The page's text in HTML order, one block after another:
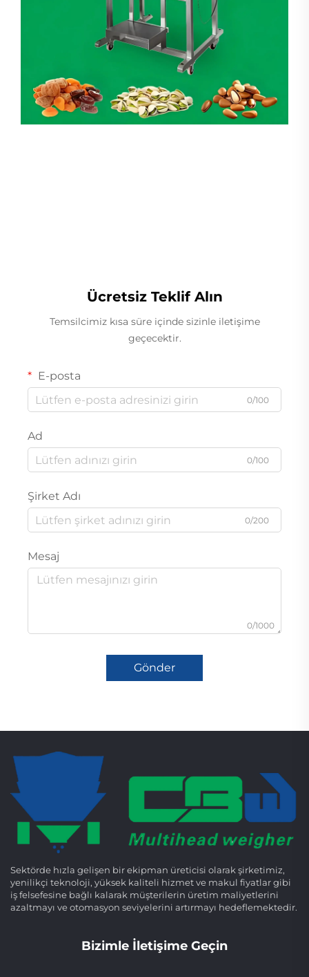
Ücretsiz Teklif Alın
Temsilcimiz kısa süre içinde sizinle iletişime
geçecektir.
E-posta
0/100
Ad
0/100
Şirket Adı
0/200
Mesaj
0/1000
Gönder
Sektörde hızla gelişen bir ekipman üreticisi olarak şirketimiz,
yenilikçi teknoloji, yüksek kaliteli hizmet ve makul fiyatlar gibi
iş felsefesine bağlı kalarak müşterilerin üretim maliyetlerini
azaltmayı ve otomasyon seviyelerini artırmayı hedeflemektedir.
Bizimle İletişime Geçin